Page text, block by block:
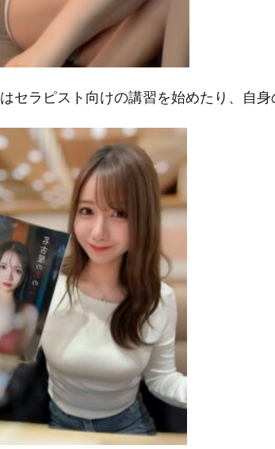
セラピスト向けの講習を始めたり、自